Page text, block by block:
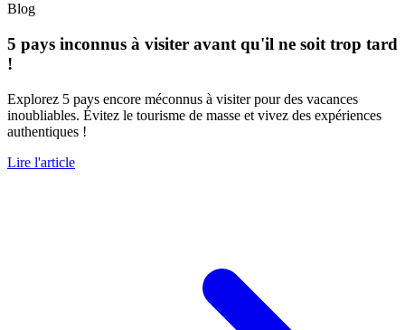
Blog
5 pays inconnus à visiter avant qu'il ne soit trop tard
!
Explorez 5 pays encore méconnus à visiter pour des vacances
inoubliables. Évitez le tourisme de masse et vivez des expériences
authentiques !
Lire l'article